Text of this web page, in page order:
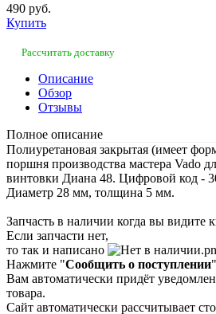
490 руб.
Купить
Рассчитать доставку
Описание
Обзор
Отзывы
Полное описание
Полиуретановая закрытая (имеет
поршня производства мастера Vado
винтовки Диана 48. Цифровой код -
Диаметр 28 мм, толщина 5 мм.
Запчасть в наличии когда вы видите
Если запчасти нет,
то так и написано
Нажмите "Сообщить о поступлении
Вам автоматически придёт
товара.
Сайт автоматически рассчитывает